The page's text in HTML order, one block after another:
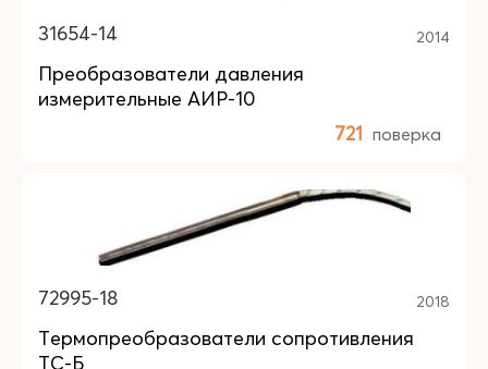
31654-14 2014
Преобразователи давления
измерительные АИР-10
721 поверка
72995-18 2018
Термопреобразователи сопротивления
ТС-Б